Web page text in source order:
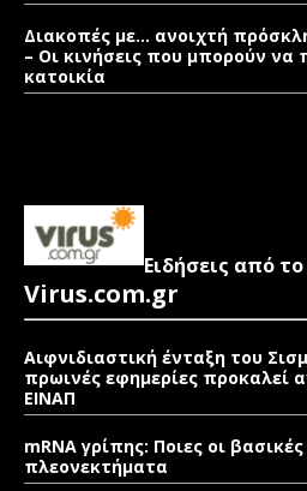
Διακοπές με… ανοιχτή
– Οι κινήσεις που μπορούν
κατοικία
Ειδήσεις από το
Virus.com.gr
Αιφνιδιαστική ένταξη του
πρωινές εφημερίες προκαλεί
ΕΙΝΑΠ
mRNA γρίπης: Ποιες οι
πλεονεκτήματα